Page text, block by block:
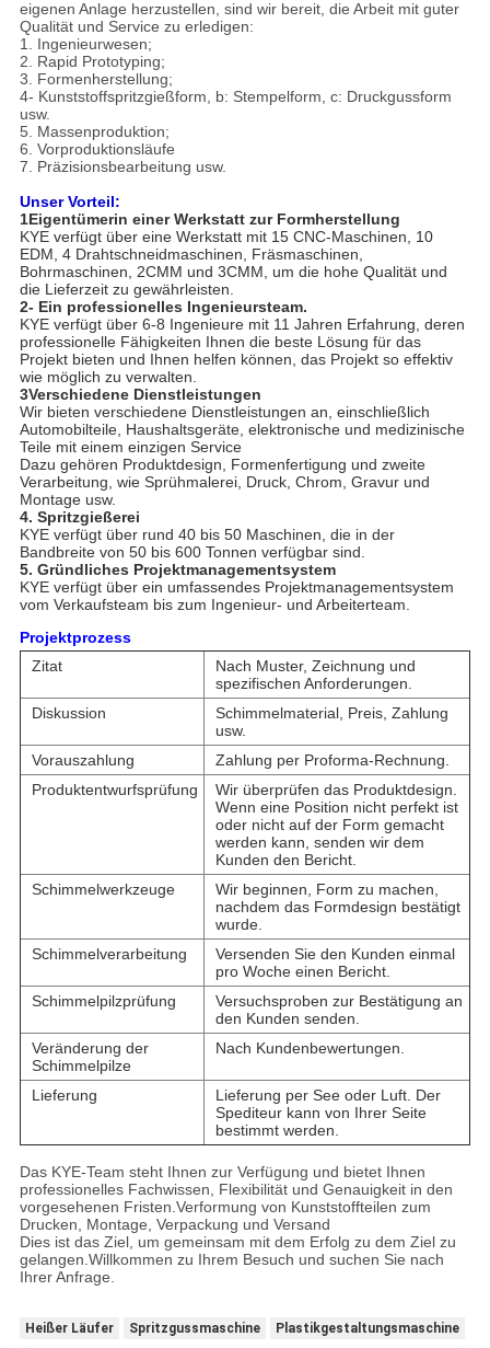
eigenen Anlage herzustellen, sind wir bereit, die Arbeit mit guter
Qualität und Service zu erledigen:
1. Ingenieurwesen;
2. Rapid Prototyping;
3. Formenherstellung;
4- Kunststoffspritzgießform, b: Stempelform, c: Druckgussform
usw.
5. Massenproduktion;
6. Vorproduktionsläufe
7. Präzisionsbearbeitung usw.
Unser Vorteil:
1Eigentümerin einer Werkstatt zur Formherstellung
KYE verfügt über eine Werkstatt mit 15 CNC-Maschinen, 10
EDM, 4 Drahtschneidmaschinen, Fräsmaschinen,
Bohrmaschinen, 2CMM und 3CMM, um die hohe Qualität und
die Lieferzeit zu gewährleisten.
2- Ein professionelles Ingenieursteam.
KYE verfügt über 6-8 Ingenieure mit 11 Jahren Erfahrung, deren
professionelle Fähigkeiten Ihnen die beste Lösung für das
Projekt bieten und Ihnen helfen können, das Projekt so effektiv
wie möglich zu verwalten.
3Verschiedene Dienstleistungen
Wir bieten verschiedene Dienstleistungen an, einschließlich
Automobilteile, Haushaltsgeräte, elektronische und medizinische
Teile mit einem einzigen Service
Dazu gehören Produktdesign, Formenfertigung und zweite
Verarbeitung, wie Sprühmalerei, Druck, Chrom, Gravur und
Montage usw.
4. Spritzgießerei
KYE verfügt über rund 40 bis 50 Maschinen, die in der
Bandbreite von 50 bis 600 Tonnen verfügbar sind.
5. Gründliches Projektmanagementsystem
KYE verfügt über ein umfassendes Projektmanagementsystem
vom Verkaufsteam bis zum Ingenieur- und Arbeiterteam.
Projektprozess
Zitat
Nach Muster, Zeichnung und
spezifischen Anforderungen.
Diskussion
Schimmelmaterial, Preis, Zahlung
usw.
Vorauszahlung
Zahlung per Proforma-Rechnung.
Produktentwurfsprüfung
Wir überprüfen das Produktdesign.
Wenn eine Position nicht perfekt ist
oder nicht auf der Form gemacht
werden kann, senden wir dem
Kunden den Bericht.
Schimmelwerkzeuge
Wir beginnen, Form zu machen,
nachdem das Formdesign bestätigt
wurde.
Schimmelverarbeitung
Versenden Sie den Kunden einmal
pro Woche einen Bericht.
Schimmelpilzprüfung
Versuchsproben zur Bestätigung an
den Kunden senden.
Veränderung der
Schimmelpilze
Nach Kundenbewertungen.
Lieferung
Lieferung per See oder Luft. Der
Spediteur kann von Ihrer Seite
bestimmt werden.
Das KYE-Team steht Ihnen zur Verfügung und bietet Ihnen
professionelles Fachwissen, Flexibilität und Genauigkeit in den
vorgesehenen Fristen.Verformung von Kunststoffteilen zum
Drucken, Montage, Verpackung und Versand
Dies ist das Ziel, um gemeinsam mit dem Erfolg zu dem Ziel zu
gelangen.Willkommen zu Ihrem Besuch und suchen Sie nach
Ihrer Anfrage.
Heißer Läufer Spritzgussmaschine Plastikgestaltungsmaschine